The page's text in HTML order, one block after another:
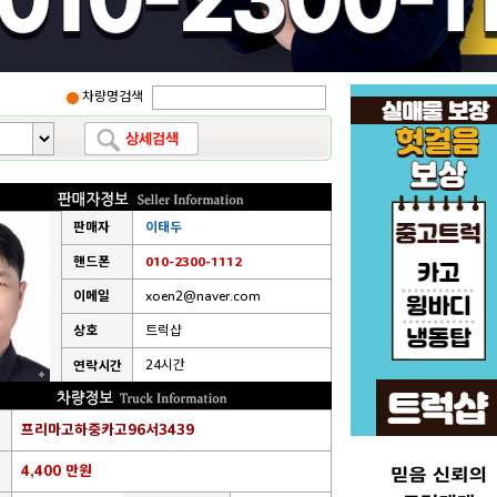
차량명검색
판매자 이태두
핸드폰 010-2300-1112
이메일 xoen2@naver.com
상호 트럭샵
연락시간 24시간
프리마고하중카고96서3439
4,400 만원